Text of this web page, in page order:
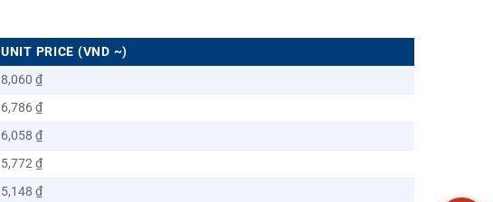
UNIT PRICE (VND ~)
8,060 ₫
6,786 ₫
6,058 ₫
5,772 ₫
5,148 ₫